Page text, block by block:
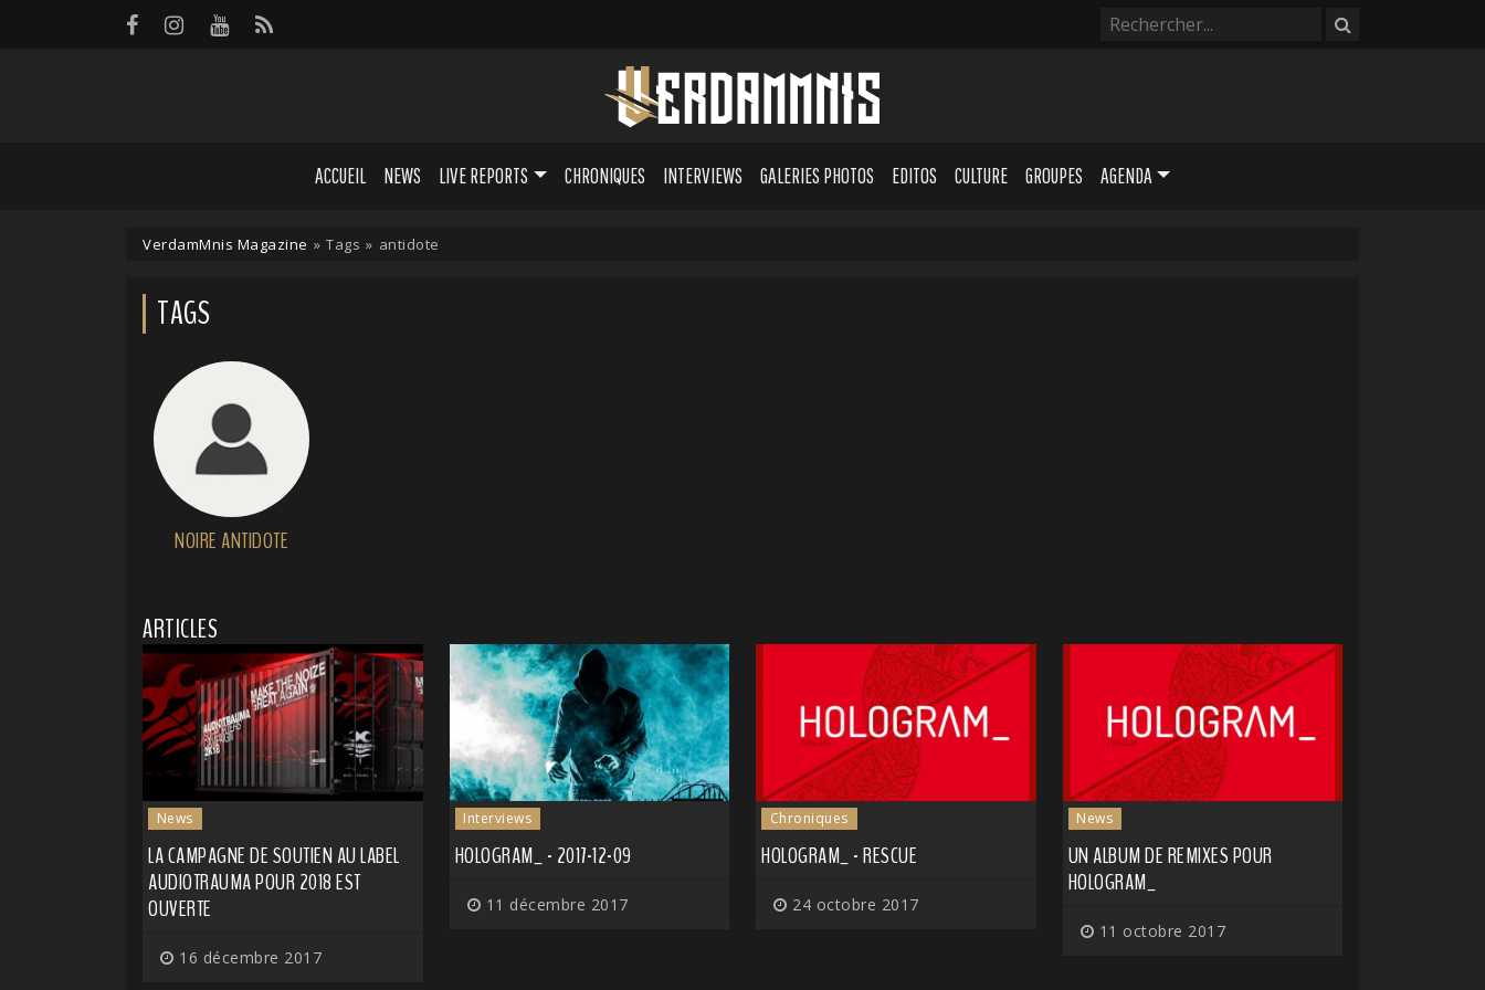
ACCUEIL NEWS LIVE REPORTS CHRONIQUES INTERVIEWS GALERIES PHOTOS EDITOS CULTURE GROUPES AGENDA
VerdamMnis Magazine » Tags » antidote
TAGS
NOIRE ANTIDOTE
ARTICLES
News
LA CAMPAGNE DE SOUTIEN AU LABEL
AUDIOTRAUMA POUR 2018 EST
OUVERTE
16 décembre 2017
Interviews
HOLOGRAM_ - 2017-12-09
11 décembre 2017
Chroniques
HOLOGRAM_ - RESCUE
24 octobre 2017
News
UN ALBUM DE REMIXES POUR
HOLOGRAM_
11 octobre 2017
Panneau de gestion des cookies